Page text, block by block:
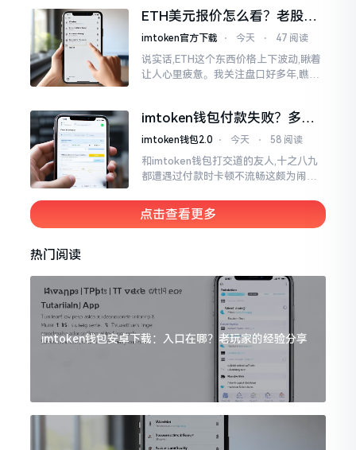
ETH美元报价怎么看？老股民
手把手教你盯盘
imtoken官方下载 ⋅ 今天 ⋅ 47 阅读
说实话,ETH这个东西价格上下波动,瞅着
让人心里疲惫。我关注盘口好多年,瞧见
判断。
imtoken钱包付款失败？多半
是这几个原因闹的
imtoken钱包2.0 ⋅ 今天 ⋅ 58 阅读
和imtoken钱包打交道的友人,十之八九
都遭遇过付款时卡顿不流畅这颇为闹心
直接弹出红色字体显示报错,情形令人焦
急得连连跺脚。实际上讲
点击查看更多
热门阅读
imtoken钱包安卓下载：入口在哪？老玩家的经验分享